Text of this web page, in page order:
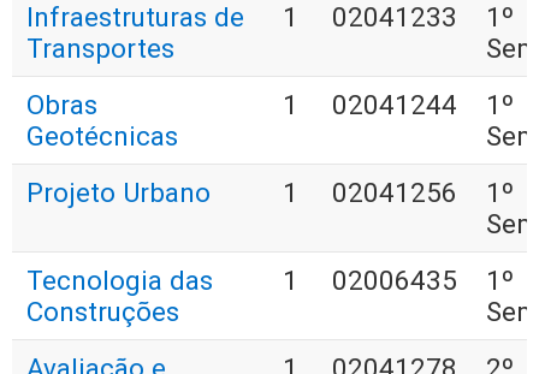
Infraestruturas de
Transportes
1 02041233
1º
Obras
Geotécnicas
1 02041244
1º
Projeto Urbano
1 02041256
1º
Tecnologia das
Construções
1 02006435
1º